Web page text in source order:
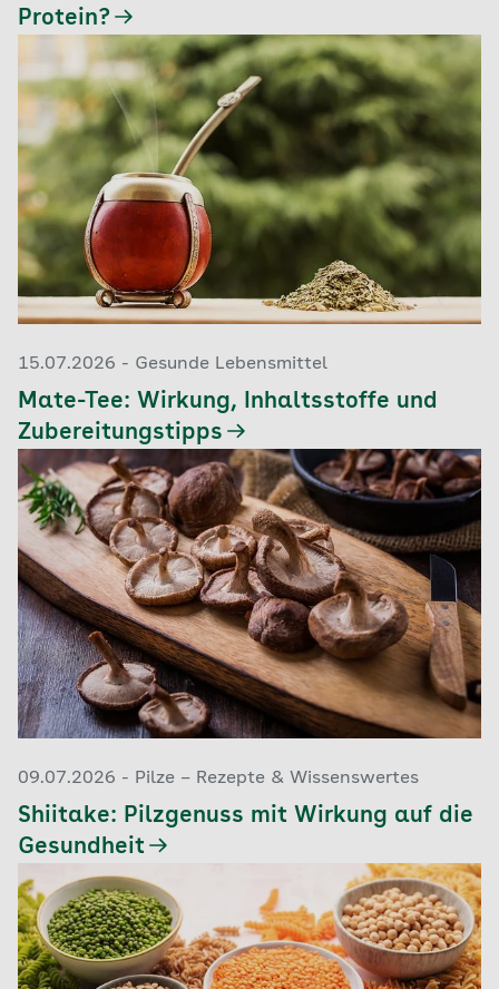
Protein?
15.07.2026 - Gesunde Lebensmittel
Mate-Tee: Wirkung, Inhaltsstoffe und
Zubereitungstipps
09.07.2026 - Pilze – Rezepte & Wissenswertes
Shiitake: Pilzgenuss mit Wirkung auf die
Gesundheit